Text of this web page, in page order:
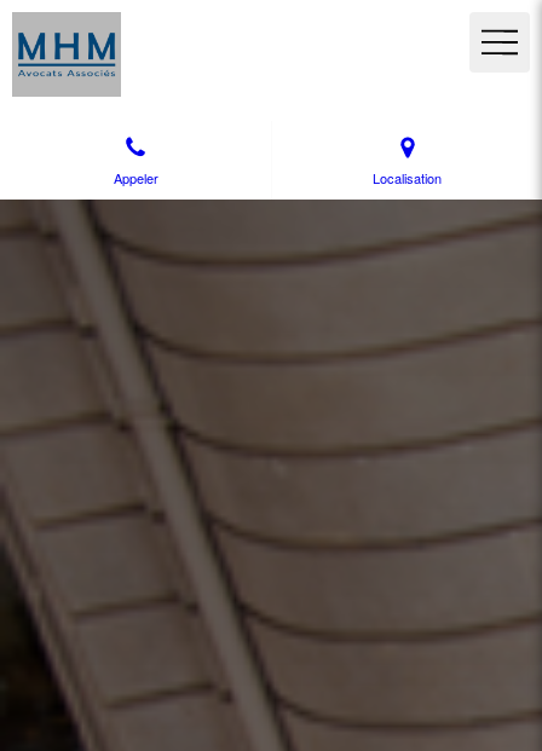
Appeler Localisation